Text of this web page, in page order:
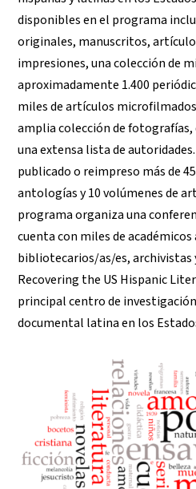
disponibles en el programa
originales, manuscritos,
impresiones, una colección de
aproximadamente 1.400
miles de artículos
amplia colección de
una extensa lista de
publicado o reimpreso más de
antologías y 10 volúmenes de
programa organiza una
cuenta con miles de
bibliotecarios/as/es, archivistas
Recovering the US Hispanic
principal centro de
documental latina en los